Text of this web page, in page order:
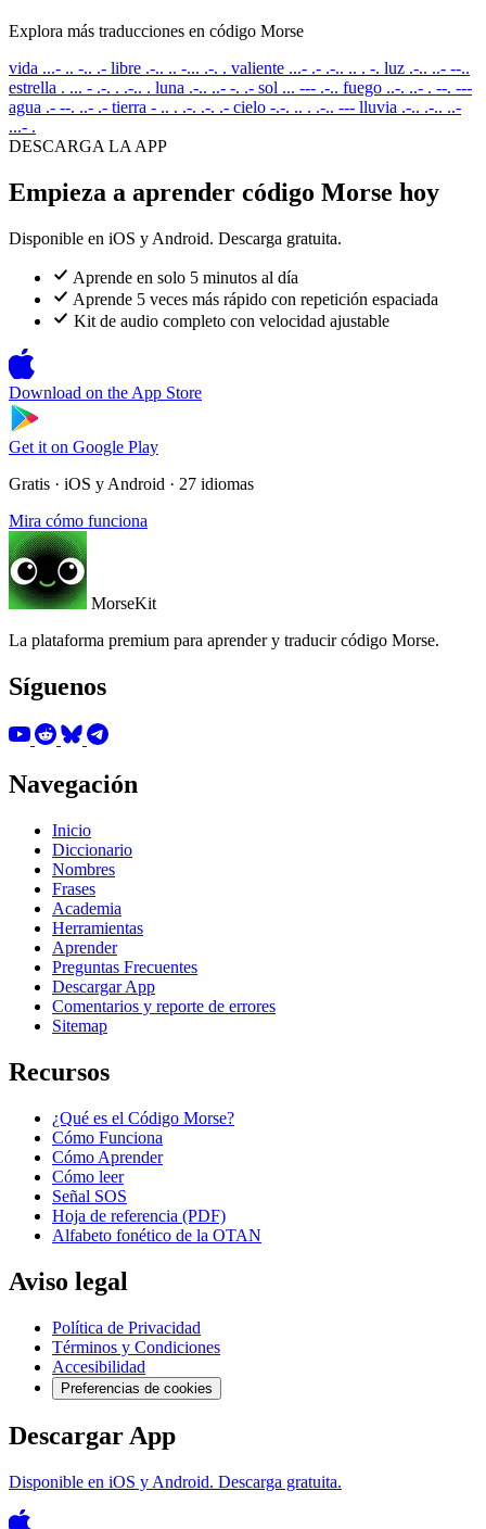
Explora más traducciones en código Morse
vida ...- .. -.. .- libre .-.. .. -... .-. . valiente ...- .- .-.. .. . -. luz .-.. ..- --..
estrella . ... - .-. . .-.. . luna .-.. ..- -. .- sol ... --- .-.. fuego ..-. ..- . --. ---
agua .- --. ..- .- tierra - .. . .-. .-. .- cielo -.-. .. . .-.. --- lluvia .-.. .-.. ..-
...- .
DESCARGA LA APP
Empieza a aprender código Morse hoy
Disponible en iOS y Android. Descarga gratuita.
Aprende en solo 5 minutos al día
Aprende 5 veces más rápido con repetición espaciada
Kit de audio completo con velocidad ajustable
Download on the App Store
Get it on Google Play
Gratis · iOS y Android · 27 idiomas
Mira cómo funciona
MorseKit
La plataforma premium para aprender y traducir código Morse.
Síguenos
Navegación
Inicio
Diccionario
Nombres
Frases
Academia
Herramientas
Aprender
Preguntas Frecuentes
Descargar App
Comentarios y reporte de errores
Sitemap
Recursos
¿Qué es el Código Morse?
Cómo Funciona
Cómo Aprender
Cómo leer
Señal SOS
Hoja de referencia (PDF)
Alfabeto fonético de la OTAN
Aviso legal
Política de Privacidad
Términos y Condiciones
Accesibilidad
Preferencias de cookies
Descargar App
Disponible en iOS y Android. Descarga gratuita.